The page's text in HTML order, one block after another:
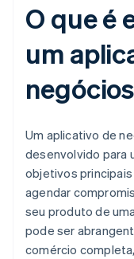
O que é
um
Um aplicativo de
desenvolvido para
objetivos
agendar
seu produto de
pode ser
comércio